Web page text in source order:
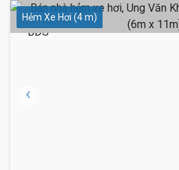
Hẻm Xe Hơi (4 m)